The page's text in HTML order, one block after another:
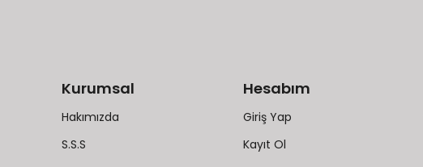
Kurumsal
Hakımızda
S.S.S
Hesabım
Giriş Yap
Kayıt Ol